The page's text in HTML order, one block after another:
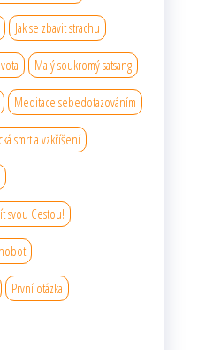
Jak se zbavit strachu
Malý soukromý satsang
Meditace sebedotazováním
smrt a vzkříšení
svou Cestou!
První otázka